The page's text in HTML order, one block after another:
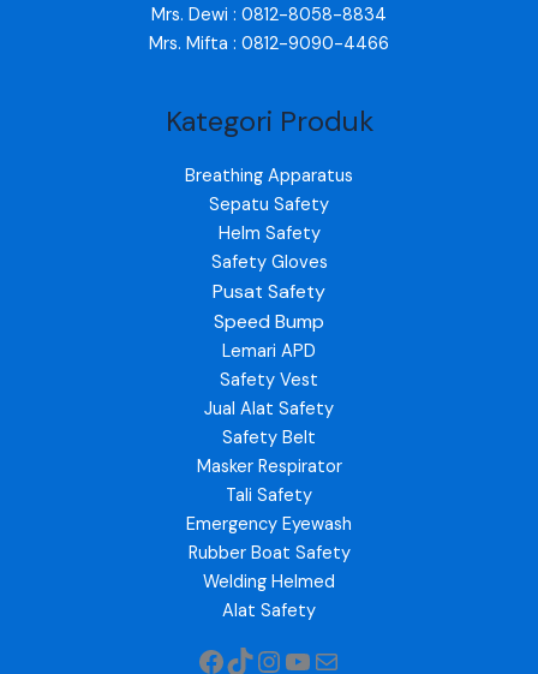
Mrs. Dewi : 0812-8058-8834
Mrs. Mifta : 0812-9090-4466
Kategori Produk
Breathing Apparatus
Sepatu Safety
Helm Safety
Safety Gloves
Pusat Safety
Speed Bump
Lemari APD
Safety Vest
Jual Alat Safety
Safety Belt
Masker Respirator
Tali Safety
Emergency Eyewash
Rubber Boat Safety
Welding Helmed
Alat Safety